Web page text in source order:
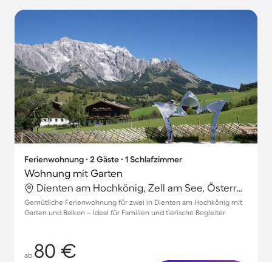
Ferienwohnung ∙ 2 Gäste ∙ 1 Schlafzimmer
Wohnung mit Garten
Dienten am Hochkönig, Zell am See, Österreich
Gemütliche Ferienwohnung für zwei in Dienten am Hochkönig mit
Garten und Balkon – Ideal für Familien und tierische Begleiter
ab 80 €